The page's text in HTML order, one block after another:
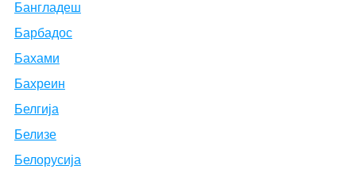
Бангладеш
Барбадос
Бахами
Бахреин
Белгија
Белизе
Белорусија